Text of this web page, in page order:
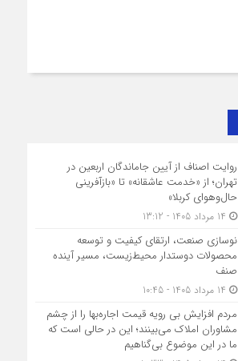
روایت اصناف از آیین جاماندگان اربعین در
تهران؛ از «خدمت عاشقانه» تا «بازآفرینی
حال‌وهوای کربلا»
نوسازی صنعت، ارتقای کیفیت و توسعه
محصولات دوستدار محیط‌زیست، مسیر آینده
صنف
مردم افزایش بی رویه قیمت اجاره‌بها را از چشم
مشاوران املاک می‌بینند؛ این در حالی است که
ما در این موضوع بی‌گناهیم